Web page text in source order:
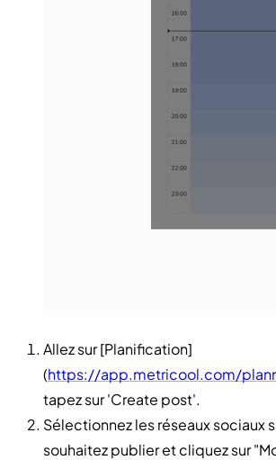
Allez sur [Planification]
(https://app.metricool.com/
tapez sur 'Create post'.
Sélectionnez les réseaux sociaux
souhaitez publier et cliquez sur